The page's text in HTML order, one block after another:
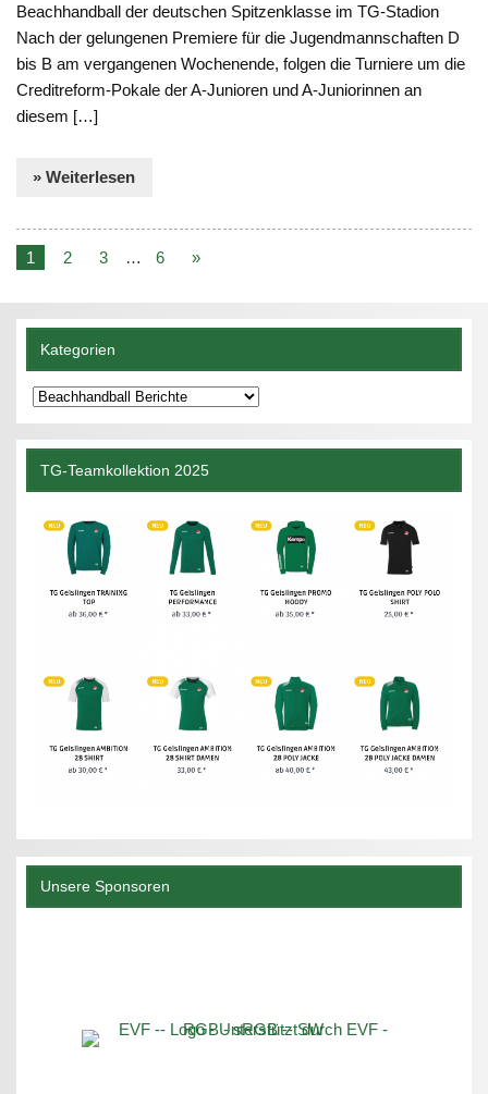
Beachhandball der deutschen Spitzenklasse im TG-Stadion
Nach der gelungenen Premiere für die Jugendmannschaften D
bis B am vergangenen Wochenende, folgen die Turniere um die
Creditreform-Pokale der A-Junioren und A-Juniorinnen an
diesem […]
» Weiterlesen
1 2 3 … 6 »
Kategorien
Kategorien
TG-Teamkollektion 2025
Unsere Sponsoren